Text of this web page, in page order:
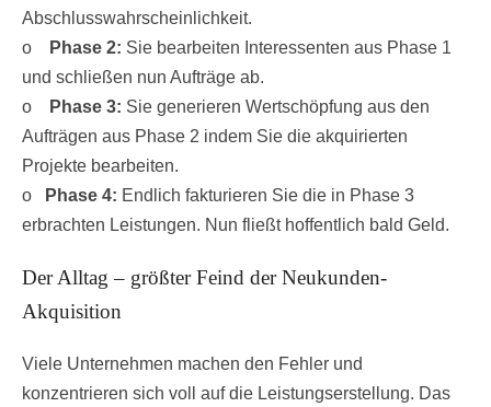
Abschlusswahrscheinlichkeit.
o
Phase 2: Sie bearbeiten Interessenten aus Phase 1
und schließen nun Aufträge ab.
o
Phase 3: Sie generieren Wertschöpfung aus den
Aufträgen aus Phase 2 indem Sie die akquirierten
Projekte bearbeiten.
o
Phase 4: Endlich fakturieren Sie die in Phase 3
erbrachten Leistungen. Nun fließt hoffentlich bald Geld.
Der Alltag – größter Feind der Neukunden-
Akquisition
Viele Unternehmen machen den Fehler und
konzentrieren sich voll auf die Leistungserstellung. Das